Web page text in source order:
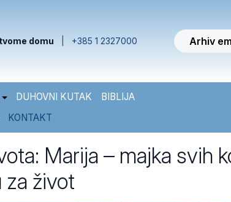
domu +385 1 2327000 Arhiv
DUHOVNI KUTAK
BIBLIJA
KONTAKT
Marija – majka svih
za život